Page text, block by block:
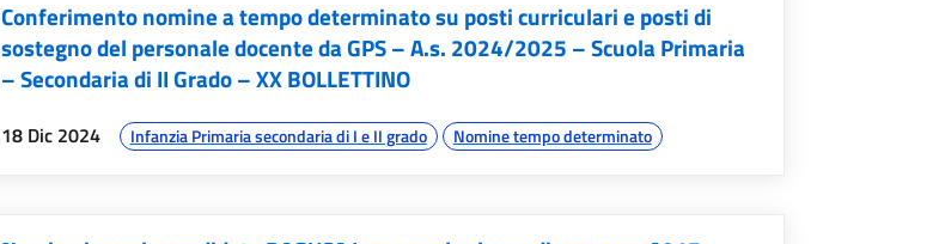
Conferimento nomine a tempo determinato su posti curriculari e posti di
sostegno del personale docente da GPS – A.s. 2024/2025 – Scuola Primaria
– Secondaria di II Grado – XX BOLLETTINO
data:
18 Dic 2024 argomenti:
Infanzia Primaria secondaria di I e II grado Nomine tempo determinato